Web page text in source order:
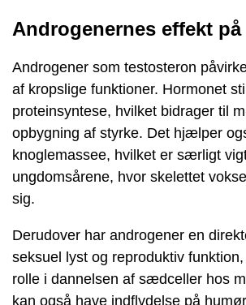
Androgenernes effekt
Androgener som testosteron
af kropslige funktioner. Hormonet
proteinsyntese, hvilket bidrager til
opbygning af styrke. Det hjælper
knoglemassee, hvilket er særligt
ungdomsårene, hvor skelettet
sig.
Derudover har androgener en
seksuel lyst og reproduktiv
rolle i dannelsen af ​​sædceller hos
kan også have indflydelse på